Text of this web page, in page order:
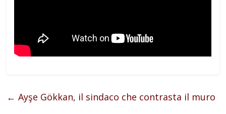
← Ayşe Gökkan, il sindaco che contrasta il muro